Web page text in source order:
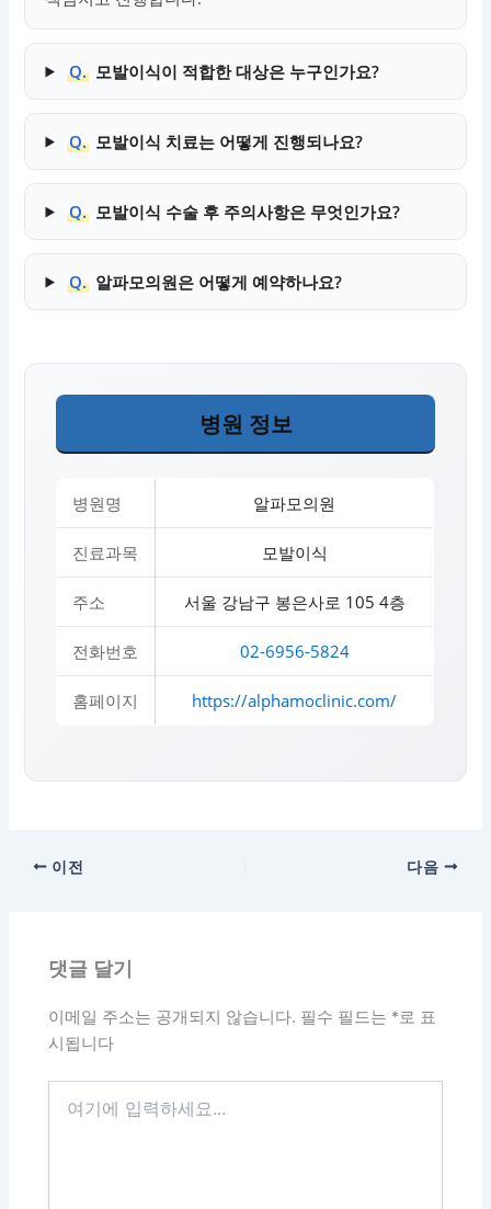
Q. 모발이식이 적합한 대상은 누구인가요?
Q. 모발이식 치료는 어떻게 진행되나요?
Q. 모발이식 수술 후 주의사항은 무엇인가요?
Q. 알파모의원은 어떻게 예약하나요?
병원 정보
병원명 알파모의원
진료과목 모발이식
주소 서울 강남구 봉은사로 105 4층
전화번호 02-6956-5824
홈페이지 https://alphamoclinic.com/
이전 다음
댓글 달기
이메일 주소는 공개되지 않습니다. 필수 필드는 *로 표
시됩니다